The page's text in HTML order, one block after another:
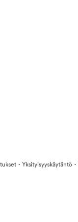
· Yksityisyyskäytäntö ·